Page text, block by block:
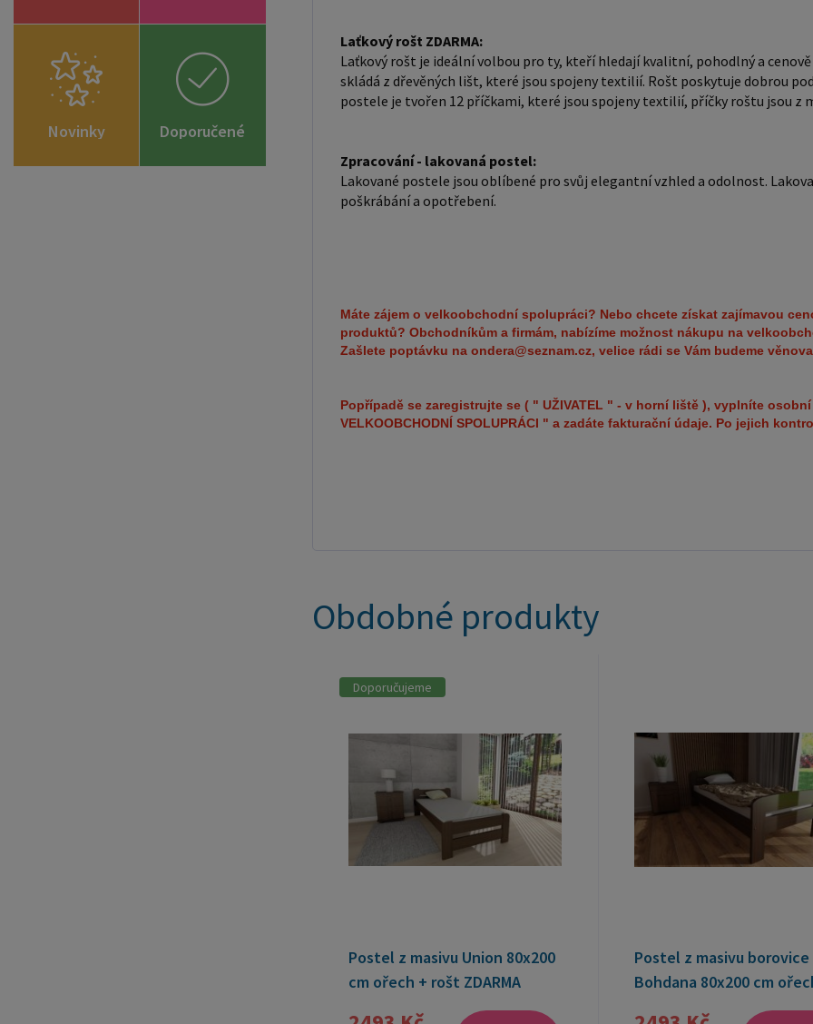
Novinky
Doporučené
zboží
dobrou
jsou cca 11 cm. Zpracování
na
horní
ZÁJEM
Laťkový rošt ZDARMA:
Laťkový rošt je ideální volbou pro ty, kteří hledají kvalitní, pohodlný a
skládá z dřevěných lišt, které jsou spojeny textilií. Rošt poskytuje dobrou
postele je tvořen 12 příčkami, které jsou spojeny textilií, příčky roštu jsou z
Zpracování - lakovaná postel:
Lakované postele jsou oblíbené pro svůj elegantní vzhled a odolnost.
poškrábání a opotřebení.
Máte zájem o velkoobchodní spolupráci? Nebo chcete získat zajímavou
produktů? Obchodníkům a firmám, nabízíme možnost nákupu na
Zašlete poptávku na ondera@seznam.cz, velice rádi se Vám budeme
Popřípadě se zaregistrujte se ( " UŽIVATEL " - v horní liště ), vyplníte
VELKOOBCHODNÍ SPOLUPRÁCI " a zadáte fakturační údaje. Po jejich
Obdobné produkty
Doporučujeme
Postel z masivu Union 80x200
cm ořech + rošt ZDARMA
Postel z masivu borovice
Bohdana 80x200 cm